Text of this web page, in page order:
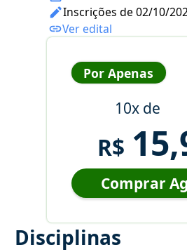
Inscrições de 02/10/
Ver edital
Por Apenas
10x de
R$
Comprar
Disciplinas